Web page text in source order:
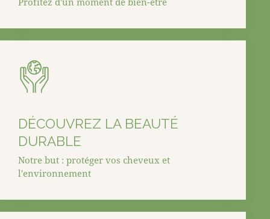
DÉCOUVREZ LA BEAUTÉ
DURABLE
Notre but : protéger vos cheveux et
l'environnement